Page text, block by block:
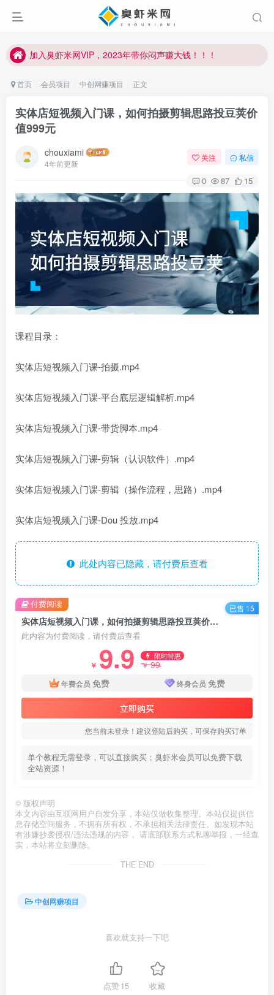
加入臭虾米网VIP，2023年带你闷声赚大钱！！！
加入臭虾米网VIP，2023年带你闷声赚大钱！！！
首页 会员项目 中创网赚项目 正文
实体店短视频入门课，如何拍摄剪辑思路投豆荚价
值999元
chouxiami
4年前更新
关注 私信
0 87 15
课程目录：
实体店短视频入门课-拍摄.mp4
实体店短视频入门课-平台底层逻辑解析.mp4
实体店短视频入门课-带货脚本.mp4
实体店短视频入门课-剪辑（认识软件）.mp4
实体店短视频入门课-剪辑（操作流程，思路）.mp4
实体店短视频入门课-Dou 投放.mp4
此处内容已隐藏，请付费后查看
实体店短视频入门课，如何拍摄剪辑思路投豆荚价值999元
此内容为付费阅读，请付费后查看
￥ 9.9 限时特惠
￥99
年费会员 免费 终身会员 免费
立即购买
您当前未登录！建议登陆后购买，可保存购买订单
单个教程无需登录，可以直接购买；臭虾米会员可以免费下载
全站资源！
付费阅读 已售 15
© 版权声明
本文内容由互联网用户自发分享，本站仅做收集整理。本站仅提供信
息存储空间服务，不拥有所有权，不承担相关法律责任。如发现本站
有涉嫌抄袭侵权/违法违规的内容， 请底部联系方式私聊举报，一经查
实，本站将立刻删除。
THE END
中创网赚项目
喜欢就支持一下吧
点赞15 收藏